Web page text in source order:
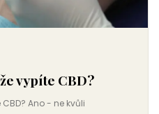
vypíte CBD?
Ano - ne kvůli